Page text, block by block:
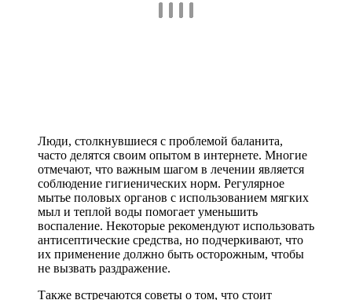
Люди, столкнувшиеся с проблемой баланита,
часто делятся своим опытом в интернете. Многие
отмечают, что важным шагом в лечении является
соблюдение гигиенических норм. Регулярное
мытье половых органов с использованием мягких
мыл и теплой воды помогает уменьшить
воспаление. Некоторые рекомендуют использовать
антисептические средства, но подчеркивают, что
их применение должно быть осторожным, чтобы
не вызвать раздражение.
Также встречаются советы о том, что стоит